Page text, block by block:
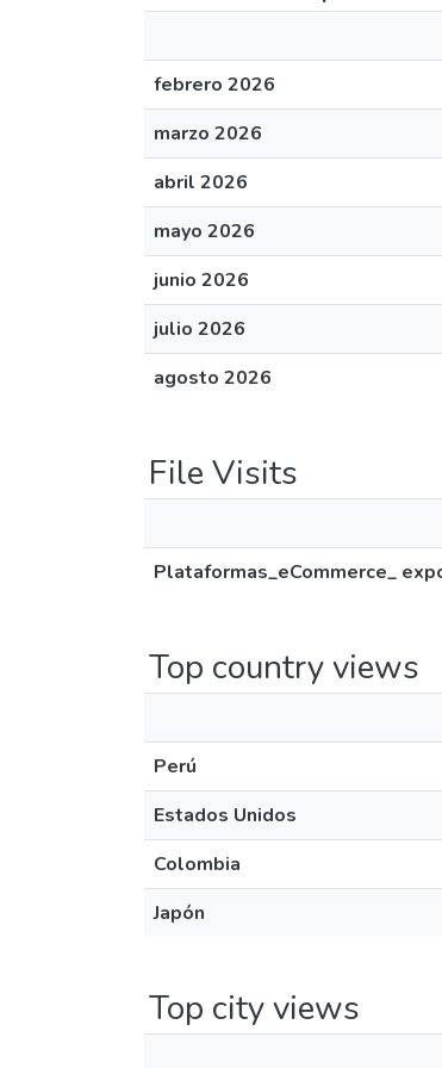
febrero 2026
marzo 2026
abril 2026
mayo 2026
junio 2026
julio 2026
agosto 2026
File Visits
Plataformas_eCommerce_
Top country views
Perú
Estados Unidos
Colombia
Japón
Top city views